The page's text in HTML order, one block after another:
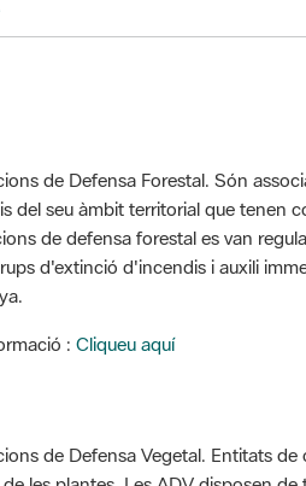
de Defensa Forestal. Són
del seu àmbit territorial que tenen
de defensa forestal es van
d'extinció d'incendis i auxili
: Cliqueu aquí
de Defensa Vegetal. Entitats